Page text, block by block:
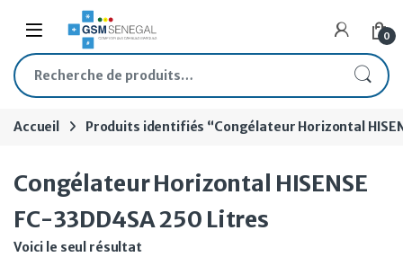
Skip to navigation
Skip to content
Open 0
Recherche pour :
Accueil Produits identifiés “Congélateur Horizontal
Congélateur Horizontal HISENSE
FC-33DD4SA 250 Litres
Voici le seul résultat